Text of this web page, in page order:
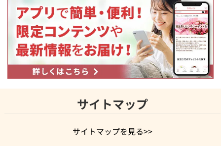
サイトマップ
サイトマップを見る>>